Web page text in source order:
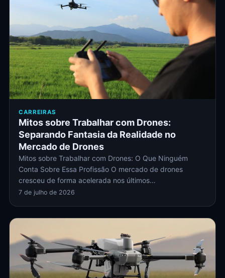
CARREIRAS
Mitos sobre Trabalhar com Drones:
Separando Fantasia da Realidade no
Mercado de Drones
Mitos sobre Trabalhar com Drones: O Que Ninguém
Conta Sobre Essa Profissão O mercado de drones
cresceu de forma acelerada nos últimos…
7 de julho de 2026